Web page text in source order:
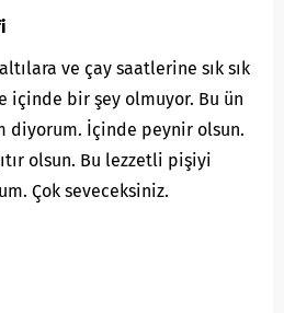
ve çay saatlerine sık sık
içinde bir şey olmuyor. Bu ün
diyorum. İçinde peynir olsun.
olsun. Bu lezzetli pişiyi
Çok seveceksiniz.